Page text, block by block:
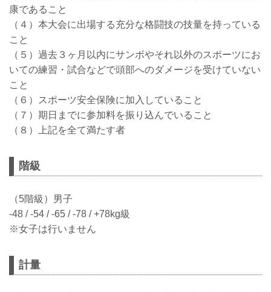
康であること
（４）本大会に出場する充分な格闘技の技量を持っている
こと
（５）過去３ヶ月以内にサンボやそれ以外のスポーツにお
いての練習・試合などで頭部へのダメージを受けていない
こと
（６）スポーツ安全保険に加入していること
（７）期日までに参加料を振り込んでいること
（８）上記を全て満たす者
階級
（5階級）男子
-48 / -54 / -65 / -78 / +78kg級
※女子は行いません
計量